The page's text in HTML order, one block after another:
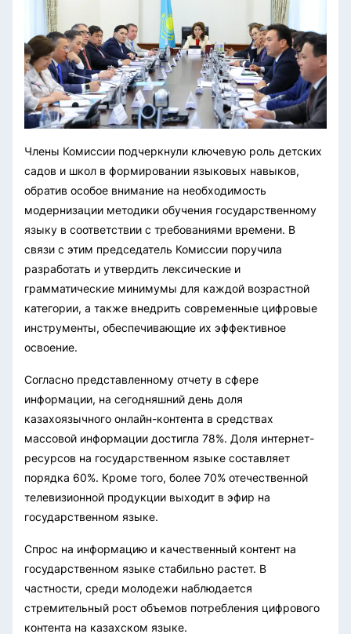
Члены Комиссии подчеркнули ключевую роль детских
садов и школ в формировании языковых навыков,
обратив особое внимание на необходимость
модернизации методики обучения государственному
языку в соответствии с требованиями времени. В
связи с этим председатель Комиссии поручила
разработать и утвердить лексические и
грамматические минимумы для каждой возрастной
категории, а также внедрить современные цифровые
инструменты, обеспечивающие их эффективное
освоение.
Согласно представленному отчету в сфере
информации, на сегодняшний день доля
казахоязычного онлайн-контента в средствах
массовой информации достигла 78%. Доля интернет-
ресурсов на государственном языке составляет
порядка 60%. Кроме того, более 70% отечественной
телевизионной продукции выходит в эфир на
государственном языке.
Спрос на информацию и качественный контент на
государственном языке стабильно растет. В
частности, среди молодежи наблюдается
стремительный рост объемов потребления цифрового
контента на казахском языке.